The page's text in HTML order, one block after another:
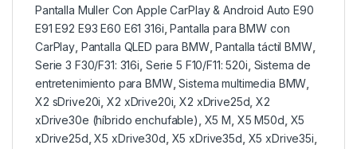
Pantalla Muller Con Apple CarPlay & Android Auto E90
E91 E92 E93 E60 E61 316i ,Pantalla para BMW con
CarPlay Pantalla QLED para BMW,Pantalla táctil BMW,
Serie 3 F30/F31: 316i Serie 5 F10/F11: 520i Sistema de
entretenimiento para BMW,Sistema multimedia BMW
X2 sDrive20i ,X2 xDrive20i ,X2 xDrive25d ,X2
xDrive30e (híbrido enchufable) X5 M X5 M50d X5
xDrive25d ,X5 xDrive30d X5 xDrive35d X5 xDrive35i